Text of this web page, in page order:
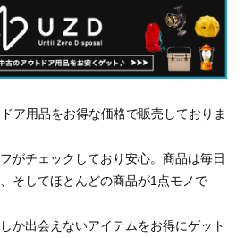
ア用品をお得な価格で販売しておりま
がチェックしており安心。商品は毎日
そしてほとんどの商品が1点モノで
か出会えないアイテムをお得にゲット